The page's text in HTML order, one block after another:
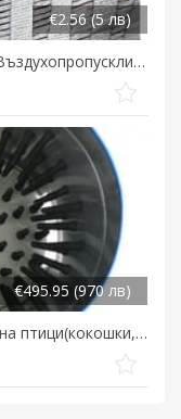
НОВА ПАРТИДА БИГ БЕГ ЧУВАЛИ - Въздухопропусклива Тъкан, ДИШАЩИ, ВЕНТИЛИРАНИ...
€2.56 (5 лв)
Машина за автоматично оскубване на птици(кокошки, пилета, пътпъдък)...
€495.95 (970 лв)